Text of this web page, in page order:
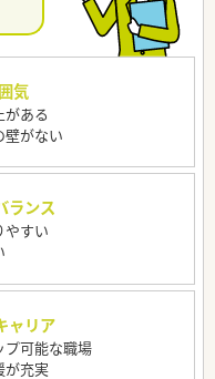
気
がある
壁がない
ランス
やすい
ャリア
プ可能な職場
が充実